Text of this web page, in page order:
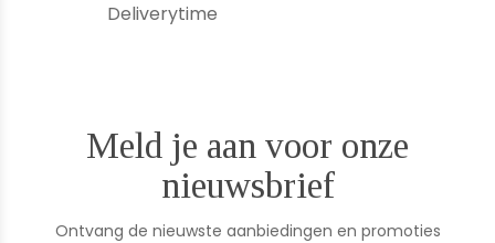
Deliverytime
Meld je aan voor onze
nieuwsbrief
Ontvang de nieuwste aanbiedingen en promoties